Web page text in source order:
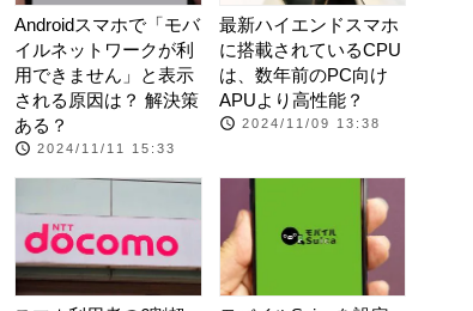
Androidスマホで「モバ
イルネットワークが利
用できません」と表示
される原因は？ 解決策
ある？
2024/11/11 15:33
最新ハイエンドスマホ
に搭載されているCPU
は、数年前のPC向け
APUより高性能？
2024/11/09 13:38